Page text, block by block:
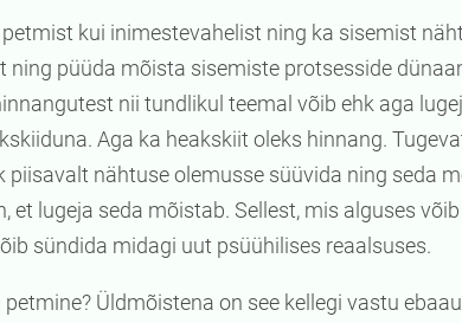
kui inimestevahelist ning ka sisemist
ning püüda mõista sisemiste protsesside
nii tundlikul teemal võib ehk aga
Aga ka heakskiit oleks hinnang.
piisavalt nähtuse olemusse süüvida ning seda
et lugeja seda mõistab. Sellest, mis alguses
sündida midagi uut psüühilises reaalsuses.
Üldmõistena on see kellegi vastu